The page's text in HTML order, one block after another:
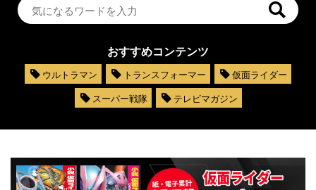
おすすめコンテンツ
ウルトラマン トランスフォーマー
仮面ライダー
スーパー戦隊
テレビマガジン